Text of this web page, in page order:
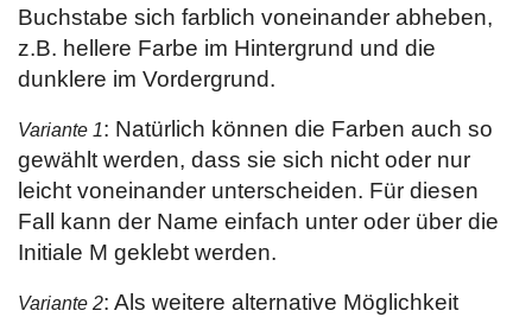
Buchstabe sich farblich voneinander abheben,
z.B. hellere Farbe im Hintergrund und die
dunklere im Vordergrund.
Variante 1: Natürlich können die Farben auch so
gewählt werden, dass sie sich nicht oder nur
leicht voneinander unterscheiden. Für diesen
Fall kann der Name einfach unter oder über die
Initiale M geklebt werden.
Variante 2: Als weitere alternative Möglichkeit